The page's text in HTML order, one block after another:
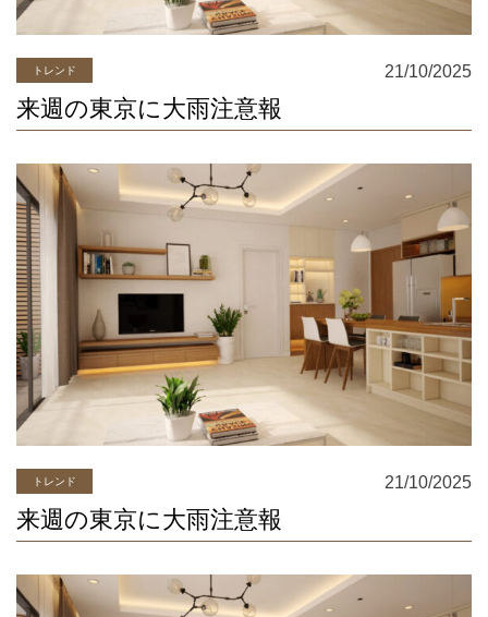
トレンド
来週の東京に大雨注意報
21/10/2025
トレンド
来週の東京に大雨注意報
21/10/2025